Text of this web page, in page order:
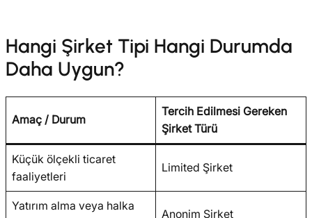
Hangi Şirket Tipi Hangi Durumda
Daha Uygun?
Amaç / Durum
Tercih Edilmesi Gereken
Şirket Türü
Küçük ölçekli ticaret
faaliyetleri
Limited Şirket
Yatırım alma veya halka
Anonim Şirket